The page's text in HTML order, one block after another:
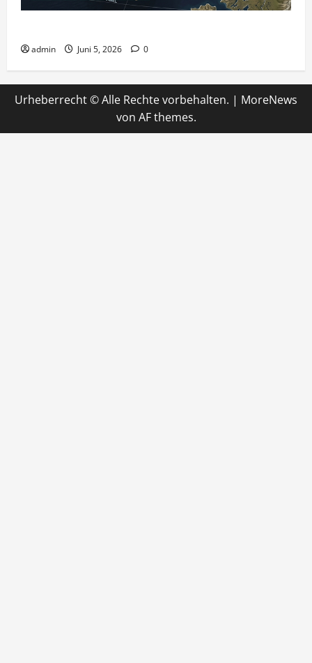
admin Juni 5, 2026 0
Urheberrecht © Alle Rechte vorbehalten. | MoreNews
von AF themes.